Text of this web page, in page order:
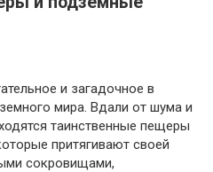
и загадочное в
мира. Вдали от шума и
таинственные пещеры
притягивают своей
сокровищами,